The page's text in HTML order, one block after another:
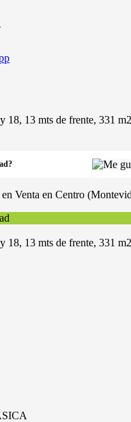
18, 13 mts de frente, 331
18, 13 mts de frente, 331